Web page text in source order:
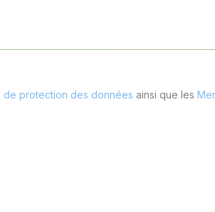
de protection des données ainsi que les